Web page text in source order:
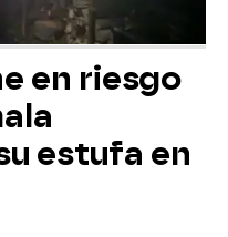
en riesgo
estufa en